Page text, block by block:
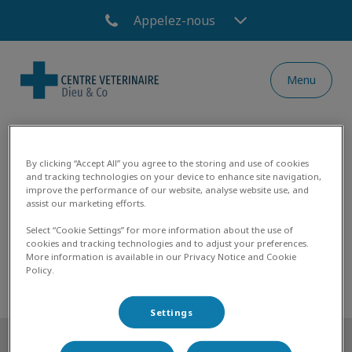
Appelez-nous
Menu
Page d'accueil de Centre Vétérinaire Dieu &
MyPets
By clicking “Accept All” you agree to the storing and use of cookies
and tracking technologies on your device to enhance site navigation,
improve the performance of our website, analyse website use, and
assist our marketing efforts.
Select “Cookie Settings” for more information about the use of
cookies and tracking technologies and to adjust your preferences.
More information is available in our Privacy Notice and Cookie
Policy.
Settings